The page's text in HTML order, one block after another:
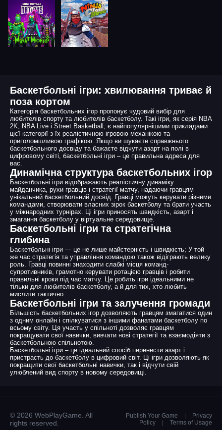
Баскетбольні ігри: хвилювання триває й
поза кортом
Категорія баскетбольних ігор пропонує чудовий вибір для
любителів спорту та любителів баскетболу. Такі ігри, як серія NBA
2K, NBA Live і Street Basketball, є найпопулярнішими прикладами
цієї категорії з їх реалістичною ігровою механікою та
приголомшливою графікою. Якщо ви шукаєте справжнього
баскетбольного досвіду та бажаєте відчути азарт на полі в
цифровому світі, баскетбольні ігри – це правильна адреса для
вас.
Динамічна структура баскетбольних ігор
Баскетбольні ігри відображають реалістичну динаміку
майданчика, рухи гравців і стратегії матчу, надаючи гравцям
унікальний баскетбольний досвід. Гравці можуть керувати різними
командами, створювати власних зірок баскетболу та брати участь
у міжнародних турнірах. Ці ігри приносять швидкість, азарт і
змагання баскетболу у віртуальне середовище.
Баскетбольні ігри та стратегічна
глибина
Баскетбольні ігри — це не лише майстерність і швидкість; У той
же час стратегія та управління командою також відіграють велику
роль. Гравці повинні знаходити слабкі місця команд-
супротивників, грамотно керувати ротацією гравців і робити
правильні кроки під час матчу. Це робить ігри ідеальними не
тільки для любителів баскетболу, а й для тих, хто любить
мислити тактично.
Баскетбольні ігри та залучення громади
Більшість баскетбольних ігор дозволяють гравцям змагатися один
з одним онлайн і спілкуватися з іншими фанатами баскетболу по
всьому світу. Ця участь у спільноті дозволяє гравцям
покращувати свої навички, вивчати нові стратегії та взаємодіяти з
баскетбольною спільнотою.
Баскетбольні ігри – це ідеальний спосіб перенести азарт і
пристрасть до баскетболу в цифровий світ. Ці ігри дозволяють як
покращити свої баскетбольні навички, так і відчути свій
улюблений вид спорту в новому середовищі.
© 2026 WebPlayGame. All
rights reserved.
Publish Your Game
Privacy
Policy
Terms of Usage